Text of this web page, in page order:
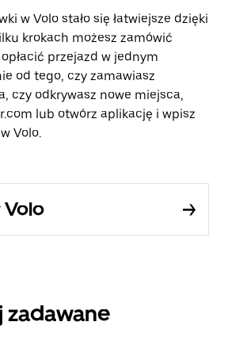
w Volo stało się łatwiejsze dzięki
krokach możesz zamówić
przejazd w jednym
od tego, czy zamawiasz
czy odkrywasz nowe miejsca,
lub otwórz aplikację i wpisz
Volo.
Volo
zadawane